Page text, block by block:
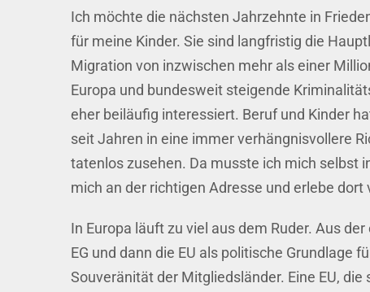
Ich möchte die nächsten Jahrzehnte in
für meine Kinder. Sie sind langfristig die
Migration von inzwischen mehr als einer
Europa und bundesweit steigende
eher beiläufig interessiert. Beruf und Kinder
seit Jahren in eine immer verhängnisvollere
tatenlos zusehen. Da musste ich mich selbst
mich an der richtigen Adresse und erlebe
In Europa läuft zu viel aus dem Ruder. Aus
EG und dann die EU als politische Grundlage
Souveränität der Mitgliedsländer. Eine EU,